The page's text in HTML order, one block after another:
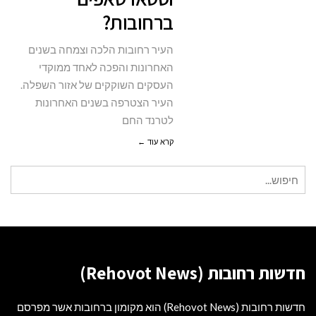
ברחובות?
העיר רחובות הלכה וצמחה בשנים
האחרונות והפכה לאחד ממוקדי
העסקים השוקקים של אזור השפלה.
העיר הצטרפה בשנים האחרונות
לטרנד החם
קרא עוד ←
עבור:
חדשות רחובות (Rehovot News)
חדשות רחובות (Rehovot News) הוא מקומון ברחובות אשר מפרסם